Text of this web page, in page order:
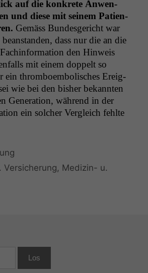
auf die konkrete Anwen­
und diese mit seinem Patien­
Gemäss Bun­des­gericht war
dass nur die an die
den Hin­weis
mit einem dop­pelt so
ein throm­boem­bolis­ches Ereig­
wie bei den bish­er bekan­nten
Gen­er­a­tion, während in der
ein solch­er Ver­gle­ich fehlte
Versicherung, Medizin- u.